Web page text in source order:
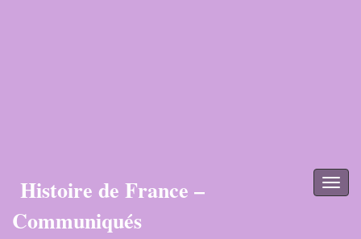
Histoire de France –
Communiqués